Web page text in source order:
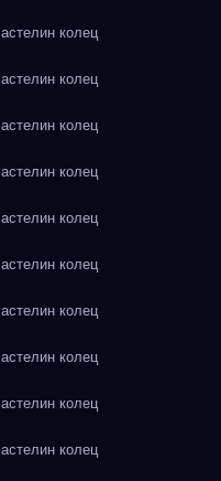
колец
колец
колец
колец
колец
колец
колец
колец
колец
колец